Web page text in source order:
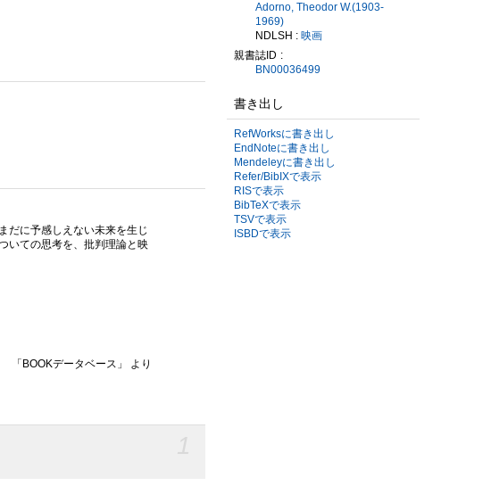
だに予感しえない未来を生じ
いての思考を、批判理論と映
「BOOKデータベース」 より
Adorno, Theodor W.(1903-
1969)
NDLSH : 映画
親書誌ID
BN00036499
書き出し
RefWorksに書き出し
EndNoteに書き出し
Mendeleyに書き出し
Refer/BibIXで表示
RISで表示
BibTeXで表示
TSVで表示
ISBDで表示